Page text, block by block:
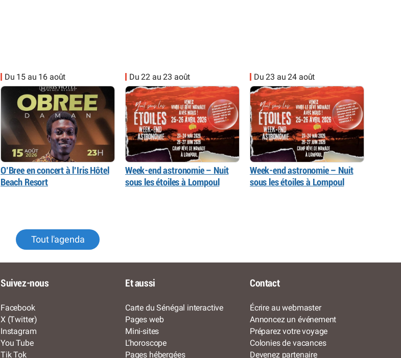
Du 15 au 16 août
O’Bree en concert à l’Iris Hôtel
Beach Resort
Du 22 au 23 août
Week-end astronomie – Nuit
sous les étoiles à Lompoul
Du 23 au 24 août
Week-end astronomie – Nuit
sous les étoiles à Lompoul
Tout l'agenda
Suivez-nous
Facebook
X (Twitter)
Instagram
You Tube
Tik Tok
Et aussi
Carte du Sénégal interactive
Pages web
Mini-sites
L’horoscope
Pages hébergées
Contact
Écrire au webmaster
Annoncez un événement
Préparez votre voyage
Colonies de vacances
Devenez partenaire